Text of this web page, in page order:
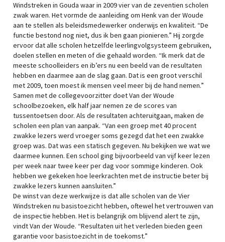
Windstreken in Gouda waar in 2009 vier van de zeventien scholen
zwak waren. Het vormde de aanleiding om Henk van der Woude
aan te stellen als beleidsmedewerker onderwijs en kwaliteit. “De
functie bestond nog niet, dus ik ben gaan pionieren.” Hij zorgde
ervoor dat alle scholen hetzelfde leerlingvolgsysteem gebruiken,
doelen stellen en meten of die gehaald worden. “Ik merk dat de
meeste schoolleiders en ib’ers nu een beeld van de resultaten
hebben en daarmee aan de slag gaan. Dat is een groot verschil
met 2009, toen moest ik mensen veel meer bij de hand nemen.”
Samen met de collegevoorzitter doet Van der Woude
schoolbezoeken, elk half jaar nemen ze de scores van
tussentoetsen door. Als de resultaten achteruitgaan, maken de
scholen een plan van aanpak. “Van een groep met 40 procent
zwakke lezers werd vroeger soms gezegd dat het een zwakke
groep was. Dat was een statisch gegeven. Nu bekijken we wat we
daarmee kunnen. Een school ging bijvoorbeeld van vijf keer lezen
per week naar twee keer per dag voor sommige kinderen. Ook
hebben we gekeken hoe leerkrachten met de instructie beter bij
zwakke lezers kunnen aansluiten.”
De winst van deze werkwijze is dat alle scholen van de Vier
Windstreken nu basistoezicht hebben, oftewel het vertrouwen van
de inspectie hebben. Het is belangrijk om blijvend alert te zijn,
vindt Van der Woude. “Resultaten uit het verleden bieden geen
garantie voor basistoezicht in de toekomst.”